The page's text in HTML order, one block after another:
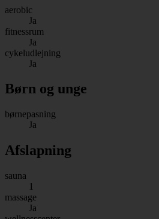
aerobic
Ja
fitnessrum
Ja
cykeludlejning
Ja
Børn og unge
børnepasning
Ja
Afslapning
sauna
1
massage
Ja